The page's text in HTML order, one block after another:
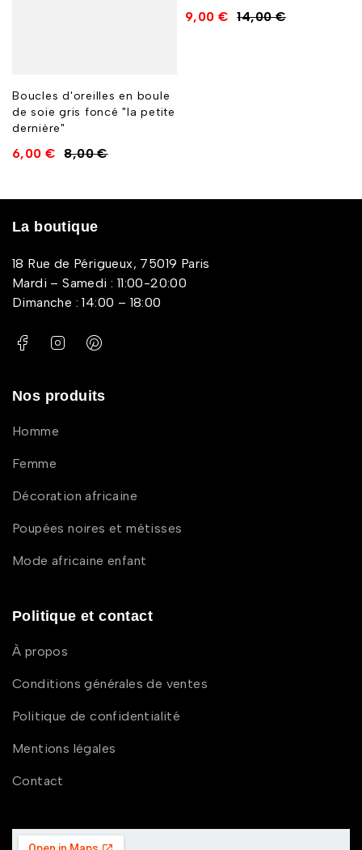
Boucles d'oreilles en boule
de soie gris foncé "la petite
dernière"
8,00€
6,00 €
14,00€
9,00 €
La boutique
18 Rue de Périgueux, 75019 Paris
Mardi – Samedi : 11:00-20:00
Dimanche : 14:00 – 18:00
Nos produits
Homme
Femme
Décoration africaine
Poupées noires et métisses
Mode africaine enfant
Politique et contact
À propos
Conditions générales de ventes
Politique de confidentialité
Mentions légales
Contact